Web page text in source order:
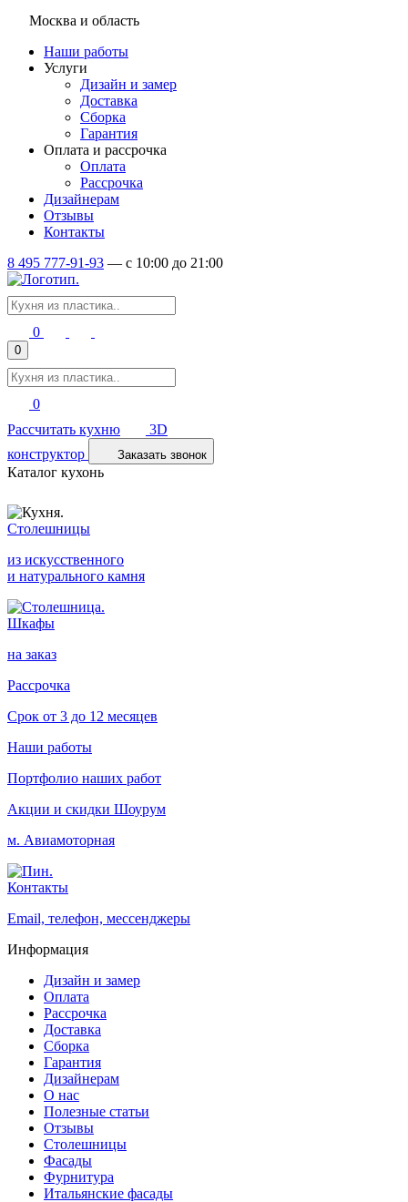
Москва и область
Наши работы
Услуги
Дизайн и замер
Доставка
Сборка
Гарантия
Оплата и рассрочка
Оплата
Рассрочка
Дизайнерам
Отзывы
Контакты
8 495 777-91-93 — c 10:00 до 21:00
0
0
0
Рассчитать кухню
3D
конструктор
Заказать звонок
Каталог кухонь
Столешницы
из искусственного
и натурального камня
Шкафы
на заказ
Рассрочка
Срок от 3 до 12 месяцев
Наши работы
Портфолио наших работ
Акции и скидки Шоурум
м. Авиамоторная
Контакты
Email, телефон, мессенджеры
Информация
Дизайн и замер
Оплата
Рассрочка
Доставка
Сборка
Гарантия
Дизайнерам
О нас
Полезные статьи
Отзывы
Столешницы
Фасады
Фурнитура
Итальянские фасады